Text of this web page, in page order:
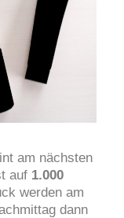
am nächsten
auf 1.000
werden am
dann